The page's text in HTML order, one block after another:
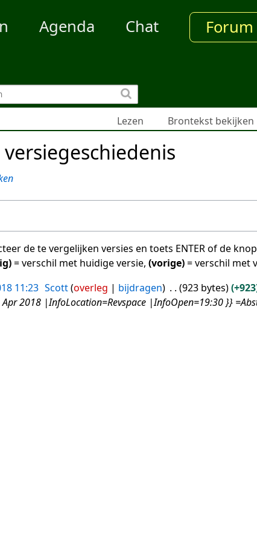
Agenda Chat Forum
Lezen Brontekst bekijken
de te vergelijken versies en toets ENTER of de
= verschil met huidige versie, (vorige)= verschil met
11:23 Scott overleg bijdragen 923 bytes +923
2018 |InfoLocation=Revspace |InfoOpen=19:30 }}